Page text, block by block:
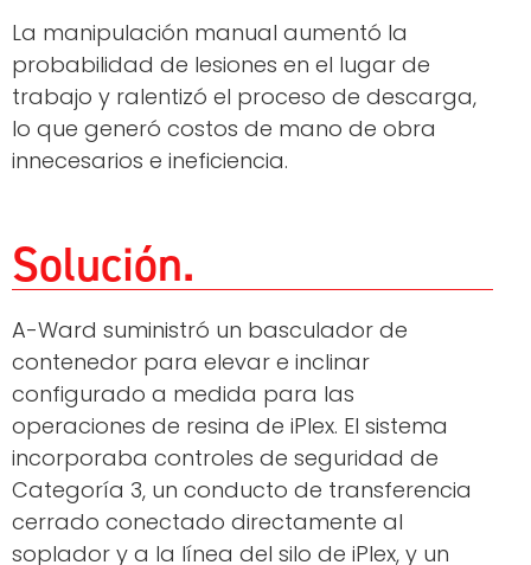
La manipulación manual aumentó la
probabilidad de lesiones en el lugar de
trabajo y ralentizó el proceso de descarga,
lo que generó costos de mano de obra
innecesarios e ineficiencia.
Solución
A-Ward suministró un basculador de
contenedor para elevar e inclinar
configurado a medida para las
operaciones de resina de iPlex. El sistema
incorporaba controles de seguridad de
Categoría 3, un conducto de transferencia
cerrado conectado directamente al
soplador y a la línea del silo de iPlex, y un